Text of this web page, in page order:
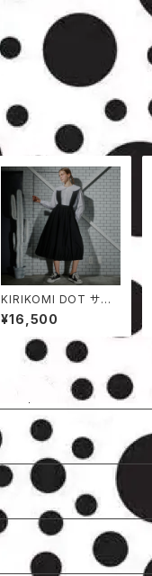
KIRIKOMI DOT サス
ペンダースカート
¥16,500